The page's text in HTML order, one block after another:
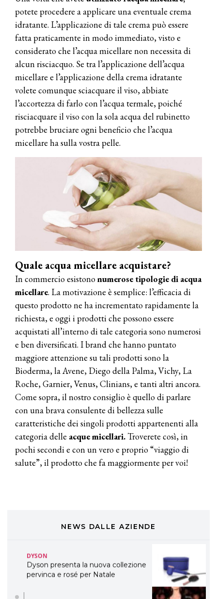
potete procedere a applicare una eventuale crema
idratante. L’applicazione di tale crema può essere
fatta praticamente in modo immediato, visto e
considerato che l’acqua micellare non necessita di
alcun risciacquo. Se tra l’applicazione dell’acqua
micellare e l’applicazione della crema idratante
volete comunque sciacquare il viso, abbiate
l’accortezza di farlo con l’acqua termale, poiché
risciacquare il viso con la sola acqua del rubinetto
potrebbe bruciare ogni beneficio che l’acqua
micellare ha sulla vostra pelle.
Quale acqua micellare acquistare?
In commercio esistononumerose tipologie di acqua
micellare. La motivazione è semplice: l’efficacia di
questo prodotto ne ha incrementato rapidamente la
richiesta, e oggi i prodotti che possono essere
acquistati all’interno di tale categoria sono numerosi
e ben diversificati. I brand che hanno puntato
maggiore attenzione su tali prodotti sono la
Bioderma, la Avene, Diego della Palma, Vichy, La
Roche, Garnier, Venus, Clinians, e tanti altri ancora.
Come sopra, il nostro consiglio è quello di parlare
con una brava consulente di bellezza sulle
caratteristiche dei singoli prodotti appartenenti alla
categoria delle acque micellari. Troverete così, in
pochi secondi e con un vero e proprio “viaggio di
salute”, il prodotto che fa maggiormente per voi!
NEWS DALLE AZIENDE
COSMOPROF WORLDWIDE BOLOGNA
Cosmprof Worldwide Bologna
presenta THE BEAUTY &
WELLNESS CONGRESS 2022: I
DYSON
Dyson presenta la nuova collezione
pervinca e rosé per Natale
COTRIL
Continua la carrellata di look firmati
Cotril alla Festa del Cinema di Roma
TONI&GUY
A Natale regala una doppia
TONI&GUY “Feel Good Experience”!
TONI&GUY
LABEL.M lancia la sua innovativa ed
eco-sostenibile linea di prodotti
professionali
DAVINES
Davines presenta cofanetti beauty
WELLNESS CONGRESS 2022: I
DYSON
Dyson presenta la nuova collezione
pervinca e rosé per Natale